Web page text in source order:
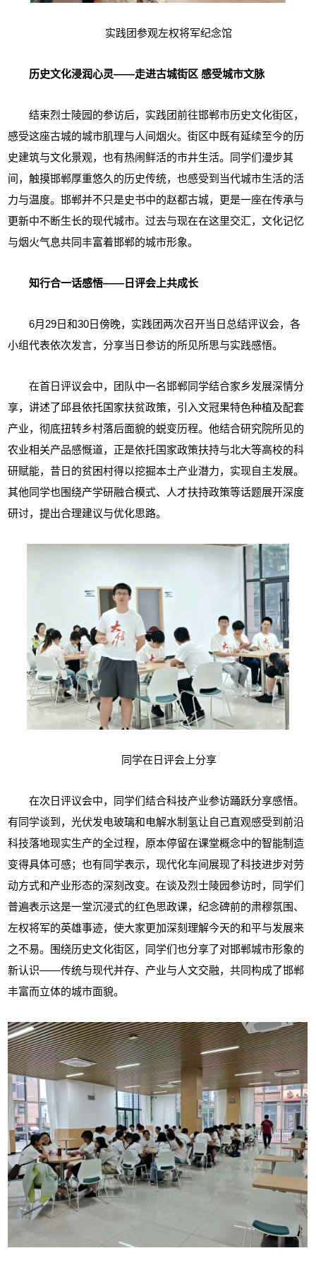
实践团参观左权将军纪念馆
历史文化浸润心灵——走进古城街区 感受城市文脉
结束烈士陵园的参访后，实践团前往邯郸市历史文化街区，
感受这座古城的城市肌理与人间烟火。街区中既有延续至今的历
史建筑与文化景观，也有热闹鲜活的市井生活。同学们漫步其
间，触摸邯郸厚重悠久的历史传统，也感受到当代城市生活的活
力与温度。邯郸并不只是史书中的赵都古城，更是一座在传承与
更新中不断生长的现代城市。过去与现在在这里交汇，文化记忆
与烟火气息共同丰富着邯郸的城市形象。
知行合一话感悟——日评会上共成长
6月29日和30日傍晚，实践团两次召开当日总结评议会，各
小组代表依次发言，分享当日参访的所见所思与实践感悟。
在首日评议会中，团队中一名邯郸同学结合家乡发展深情分
享，讲述了邱县依托国家扶贫政策，引入文冠果特色种植及配套
产业，彻底扭转乡村落后面貌的蜕变历程。他结合研究院所见的
农业相关产品感慨道，正是依托国家政策扶持与北大等高校的科
研赋能，昔日的贫困村得以挖掘本土产业潜力，实现自主发展。
其他同学也围绕产学研融合模式、人才扶持政策等话题展开深度
研讨，提出合理建议与优化思路。
同学在日评会上分享
在次日评议会中，同学们结合科技产业参访踊跃分享感悟。
有同学谈到，光伏发电玻璃和电解水制氢让自己直观感受到前沿
科技落地现实生产的全过程，原本停留在课堂概念中的智能制造
变得具体可感；也有同学表示，现代化车间展现了科技进步对劳
动方式和产业形态的深刻改变。在谈及烈士陵园参访时，同学们
普遍表示这是一堂沉浸式的红色思政课，纪念碑前的肃穆氛围、
左权将军的英雄事迹，使大家更加深刻理解今天的和平与发展来
之不易。围绕历史文化街区，同学们也分享了对邯郸城市形象的
新认识——传统与现代并存、产业与人文交融，共同构成了邯郸
丰富而立体的城市面貌。